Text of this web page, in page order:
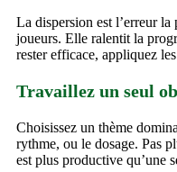
La dispersion est l’erreur
joueurs. Elle ralentit la
rester efficace, appliquez
Travaillez un seul
Choisissez un thème
rythme, ou le dosage. Pas
est plus productive qu’une